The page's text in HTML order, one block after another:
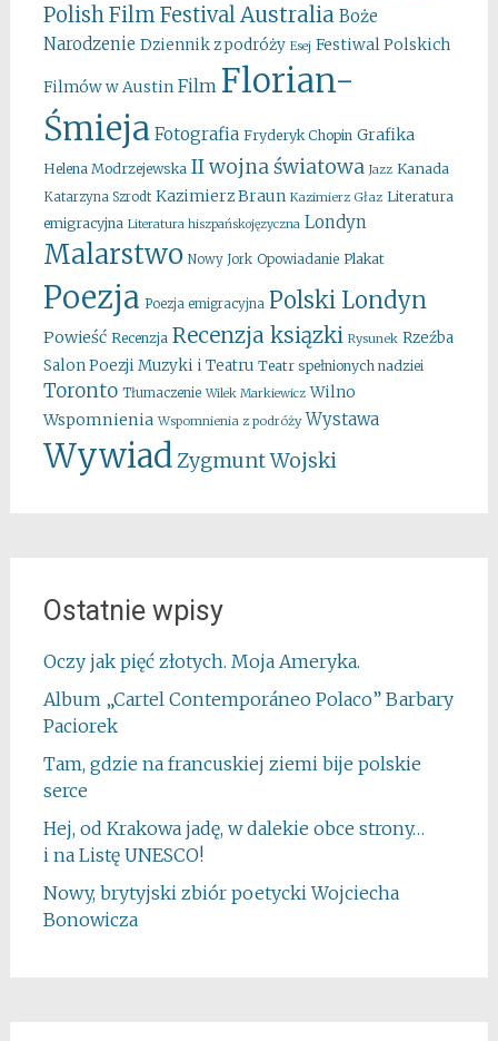
Polish Film FestivalAustralia Boże
Narodzenie Dziennik z podróży Esej Festiwal Polskich
Filmów w Austin Film Florian-
Śmieja Fotografia Fryderyk Chopin Grafika
Helena Modrzejewska II wojna światowa Jazz Kanada
Katarzyna Szrodt Kazimierz Braun Kazimierz Głaz Literatura
emigracyjna Literatura hiszpańskojęzyczna Londyn
Malarstwo Nowy Jork Opowiadanie Plakat
Poezja Poezja emigracyjna Polski Londyn
Powieść Recenzja Recenzja ksiązki Rysunek Rzeźba
Salon Poezji Muzyki i Teatru Teatr spełnionych nadziei
Toronto Tłumaczenie Wilek Markiewicz Wilno
Wspomnienia Wspomnienia z podróży Wystawa
WywiadZygmunt Wojski
Ostatnie wpisy
Oczy jak pięć złotych. Moja Ameryka.
Album „Cartel Contemporáneo Polaco” Barbary
Paciorek
Tam, gdzie na francuskiej ziemi bije polskie
serce
Hej, od Krakowa jadę, w dalekie obce strony…
i na Listę UNESCO!
Nowy, brytyjski zbiór poetycki Wojciecha
Bonowicza